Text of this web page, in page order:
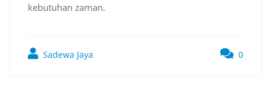
kebutuhan zaman.
Sadewa Jaya 0